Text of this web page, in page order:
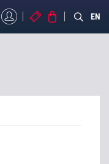
MYBFCBIGLIETTI
STORE EN